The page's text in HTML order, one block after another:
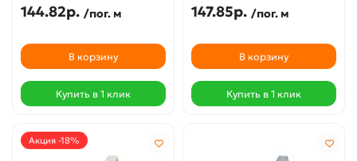
144.82р. /пог. м
В корзину
Купить в 1 клик
147.85р. /пог. м
В корзину
Купить в 1 клик
Акция -18%